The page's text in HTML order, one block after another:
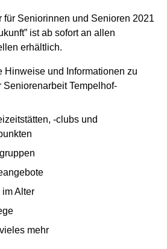
für Seniorinnen und Senioren 2021
ist ab sofort an allen
erhältlich.
Hinweise und Informationen zu
Tempelhof-
-clubs und
Alter
mehr